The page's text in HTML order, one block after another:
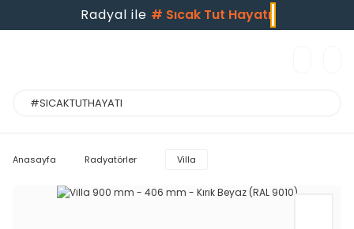
Radyal ile # Sıcak Tut Hayatı
Anasayfa Radyatörler Villa